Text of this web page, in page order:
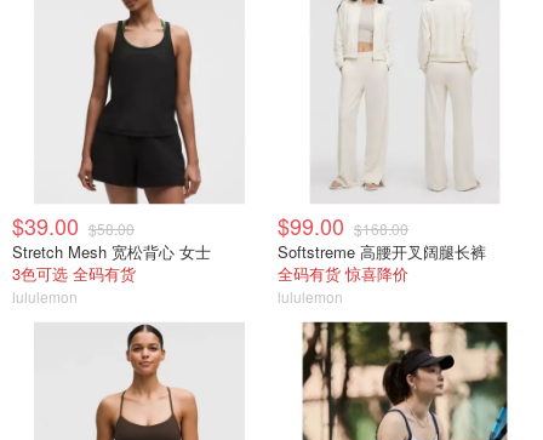
$39.00 $58.00
Stretch Mesh 宽松背心 女士
3色可选 全码有货
lululemon
$99.00 $168.00
Softstreme 高腰开叉阔腿长裤
全码有货 惊喜降价
lululemon